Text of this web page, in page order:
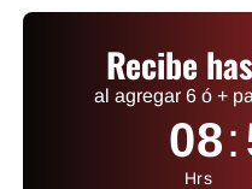
Recibe
al agregar 6 ó +
08:
Hrs